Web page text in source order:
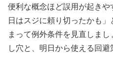
便利な概念ほど誤用が起き
日はスジに頼り切ったかも
まって例外条件を見直しま
し穴と、明日から使える回避